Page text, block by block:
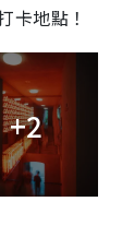
卡地點！
+2